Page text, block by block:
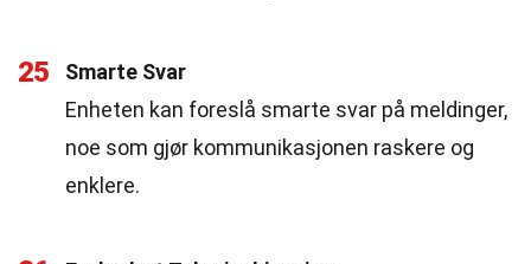
25
Smarte Svar
Enheten kan foreslå smarte svar på meldinger,
noe som gjør kommunikasjonen raskere og
enklere.